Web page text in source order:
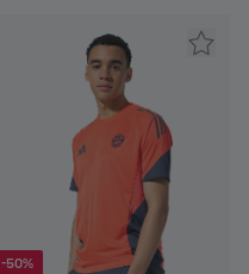
-50%